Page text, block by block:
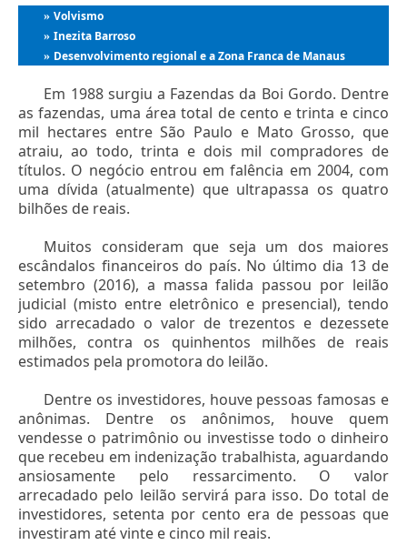
» Volvismo
» Inezita Barroso
» Desenvolvimento regional e a Zona Franca de Manaus
Em 1988 surgiu a Fazendas da Boi Gordo. Dentre
as fazendas, uma área total de cento e trinta e cinco
mil hectares entre São Paulo e Mato Grosso, que
atraiu, ao todo, trinta e dois mil compradores de
títulos. O negócio entrou em falência em 2004, com
uma dívida (atualmente) que ultrapassa os quatro
bilhões de reais.
Muitos consideram que seja um dos maiores
escândalos financeiros do país. No último dia 13 de
setembro (2016), a massa falida passou por leilão
judicial (misto entre eletrônico e presencial), tendo
sido arrecadado o valor de trezentos e dezessete
milhões, contra os quinhentos milhões de reais
estimados pela promotora do leilão.
Dentre os investidores, houve pessoas famosas e
anônimas. Dentre os anônimos, houve quem
vendesse o patrimônio ou investisse todo o dinheiro
que recebeu em indenização trabalhista, aguardando
ansiosamente pelo ressarcimento. O valor
arrecadado pelo leilão servirá para isso. Do total de
investidores, setenta por cento era de pessoas que
investiram até vinte e cinco mil reais.